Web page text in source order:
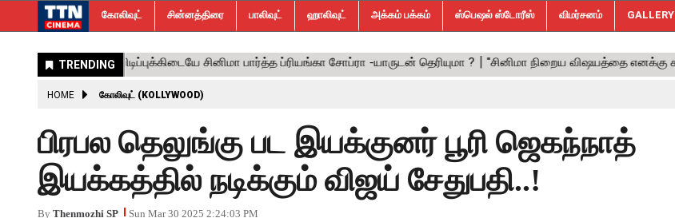
கோலிவுட் சின்னத்திரை பாலிவுட் ஹாலிவுட் அக்கம் பக்கம் ஸ்பெஷல் ஸ்டோரீஸ் விமர்சனம் GALLERY
HOME கோலிவுட் (KOLLYWOOD)
பிரபல தெலுங்கு பட இயக்குனர் பூரி ஜெகந்நாத்
இயக்கத்தில் நடிக்கும் விஜய் சேதுபதி..!
By Thenmozhi SP Sun Mar 30 2025 2:24:03 PM